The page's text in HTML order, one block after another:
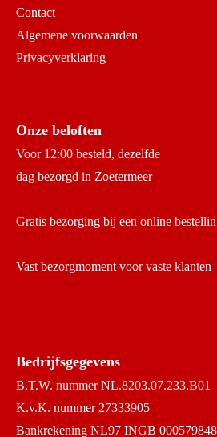
Contact
Algemene voorwaarden
Privacyverklaring
Onze beloften
Voor 12:00 besteld, dezelfde
dag bezorgd in Zoetermeer
Gratis bezorging bij een online
Vast bezorgmoment voor vaste klanten
Bedrijfsgegevens
B.T.W. nummer NL.8203.07.233.B01
K.v.K. nummer 27333905
Bankrekening NL97 INGB